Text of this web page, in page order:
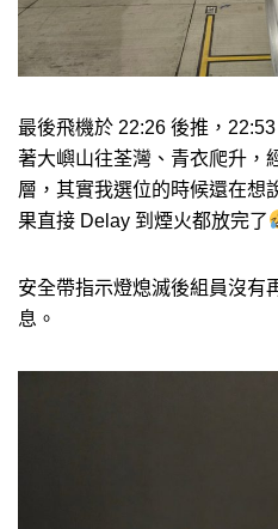
最後飛機於 22:26 後推，
著大嶼山往荃灣、青衣爬升，
層，其實我選位的時候還在想
果直接 Delay 到煙火都放完了
安全帶指示燈熄滅後組員沒有
息。